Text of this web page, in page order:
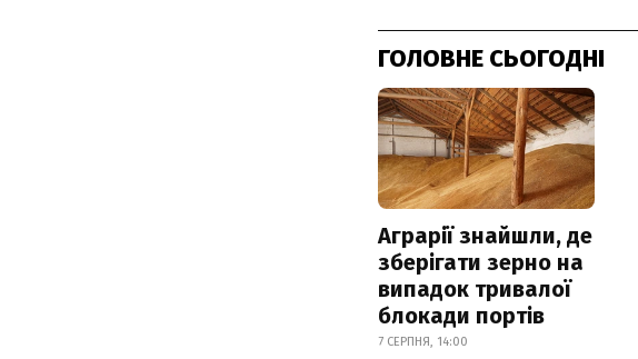
ГОЛОВНЕ СЬОГОДНІ
Аграрії знайшли, де
зберігати зерно на
випадок тривалої
блокади портів
7 СЕРПНЯ, 14:00